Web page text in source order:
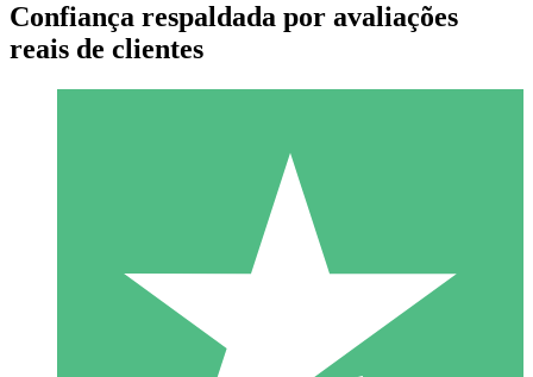
Pacotes de Créditos Individuais
Pague conforme o uso com créditos de download. Sem
Confiança respaldada por avaliações
reais de clientes